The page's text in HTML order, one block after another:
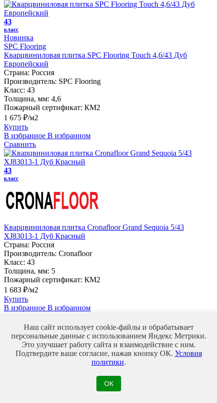
43
класс
Новинка
SPC Flooring
Кварцвиниловая плитка SPC Flooring Touch 4,6/43 Дуб
Европейский
Страна: Россия
Производитель: SPC Flooring
Класс: 43
Толщина, мм: 4,6
Пожарный сертификат: КМ2
1 675 ₽/м2
Купить
В избранное В избранном
Сравнить
43
класс
Кварцвиниловая плитка Cronafloor Grand Sequoia 5/43
XJ83013-1 Дуб Красный
Страна: Россия
Производитель: Cronafloor
Класс: 43
Толщина, мм: 5
Пожарный сертификат: КМ2
1 683 ₽/м2
Купить
В избранное В избранном
класс
Наш сайт использует cookie-файлы и обрабатывает
персональные данные с использованием Яндекс Метрики.
Это улучшает работу сайта и взаимодействие с ним.
Подтвердите ваше согласие, нажав кнопку ОК. Условия
политики.
ОК